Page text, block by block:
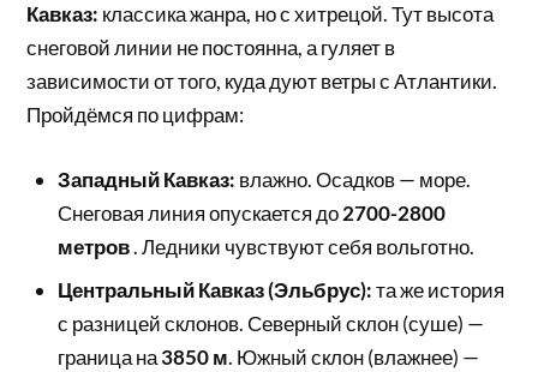
Кавказ: классика жанра, но с хитрецой. Тут высота
снеговой линии не постоянна, а гуляет в
зависимости от того, куда дуют ветры с Атлантики.
Пройдёмся по цифрам:
Западный Кавказ: влажно. Осадков — море.
Снеговая линия опускается до2700-2800
метров. Ледники чувствуют себя вольготно.
Центральный Кавказ (Эльбрус):та же история
с разницей склонов. Северный склон (суше) —
граница на3850 м. Южный склон (влажнее) —